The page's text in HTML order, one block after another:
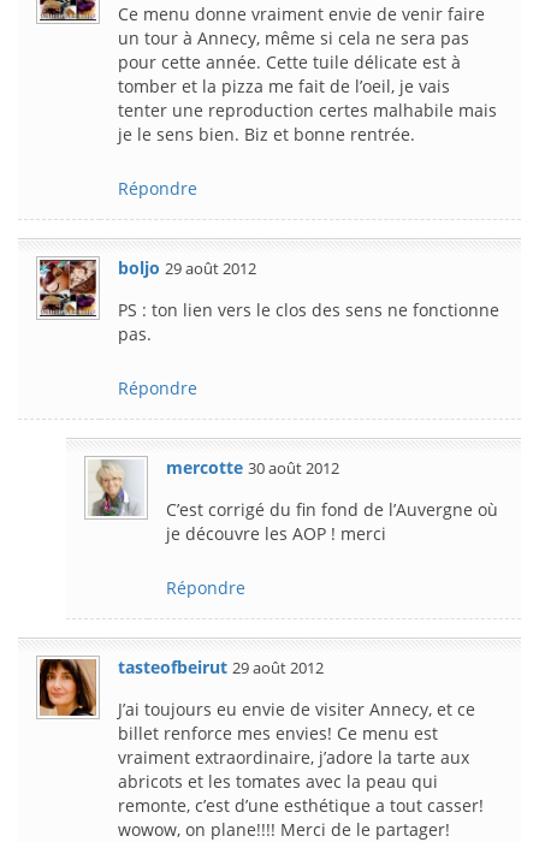
Ce menu donne vraiment envie de venir faire
un tour à Annecy, même si cela ne sera pas
pour cette année. Cette tuile délicate est à
tomber et la pizza me fait de l’oeil, je vais
tenter une reproduction certes malhabile mais
je le sens bien. Biz et bonne rentrée.
Répondre
boljo 29 août 2012
PS : ton lien vers le clos des sens ne fonctionne
pas.
Répondre
mercotte 30 août 2012
C’est corrigé du fin fond de l’Auvergne où
je découvre les AOP ! merci
Répondre
tasteofbeirut 29 août 2012
J’ai toujours eu envie de visiter Annecy, et ce
billet renforce mes envies! Ce menu est
vraiment extraordinaire, j’adore la tarte aux
abricots et les tomates avec la peau qui
remonte, c’est d’une esthétique a tout casser!
wowow, on plane!!!! Merci de le partager!